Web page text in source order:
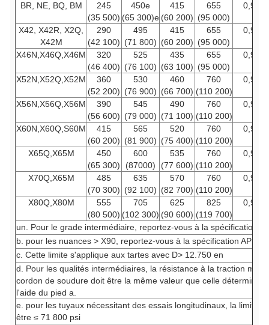
BR, NE, BQ, BM
245
(35 500)
450e
(65 300)e
415
(60 200)
655
(95 000)
0,93
X42, X42R, X2Q,
X42M
290
(42 100)
495
(71 800)
415
(60 200)
655
(95 000)
0,93
X46N,X46Q,X46M
320
(46 400)
525
(76 100)
435
(63 100)
655
(95 000)
0,93
X52N,X52Q,X52M
360
(52 200)
530
(76 900)
460
(66 700)
760
(110 200)
0,93
X56N,X56Q,X56M
390
(56 600)
545
(79 000)
490
(71 100)
760
(110 200)
0,93
X60N,X60Q,S60M
415
(60 200)
565
(81 900)
520
(75 400)
760
(110 200)
0,93
X65Q,X65M
450
(65 300)
600
(87000)
535
(77 600)
760
(110 200)
0,93
X70Q,X65M
485
(70 300)
635
(92 100)
570
(82 700)
760
(110 200)
0,93
X80Q,X80M
555
(80 500)
705
(102 300)
625
(90 600)
825
(119 700)
0,93
un. Pour le grade intermédiaire, reportez-vous à la spécification
b. pour les nuances > X90, reportez-vous à la spécification API5L
c. Cette limite s'applique aux tartes avec D> 12.750 en
d. Pour les qualités intermédiaires, la résistance à la traction
cordon de soudure doit être la même valeur que celle
l'aide du pied a.
e. pour les tuyaux nécessitant des essais longitudinaux, la limite
être ≤ 71 800 psi